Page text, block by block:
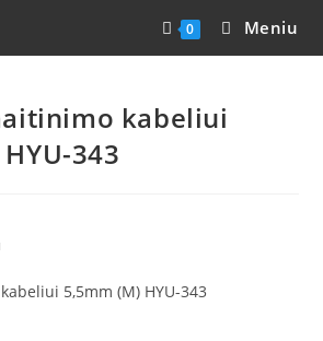
0 Meniu
kabeliui
343
5,5mm (M) HYU-343